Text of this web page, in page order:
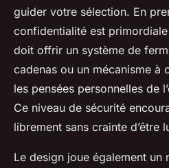
guider votre sélection. En
confidentialité est
doit offrir un système de
cadenas ou un mécanisme à
les pensées personnelles de
Ce niveau de sécurité
librement sans crainte d’être
Le design joue également un